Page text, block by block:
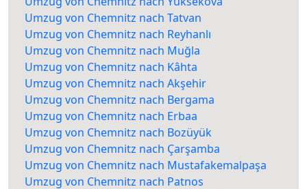
Umzug von Chemnitz nach Tatvan
Umzug von Chemnitz nach Reyhanlı
Umzug von Chemnitz nach Muğla
Umzug von Chemnitz nach Kâhta
Umzug von Chemnitz nach Akşehir
Umzug von Chemnitz nach Bergama
Umzug von Chemnitz nach Erbaa
Umzug von Chemnitz nach Bozüyük
Umzug von Chemnitz nach Çarşamba
Umzug von Chemnitz nach Mustafakemalpaşa
Umzug von Chemnitz nach Patnos